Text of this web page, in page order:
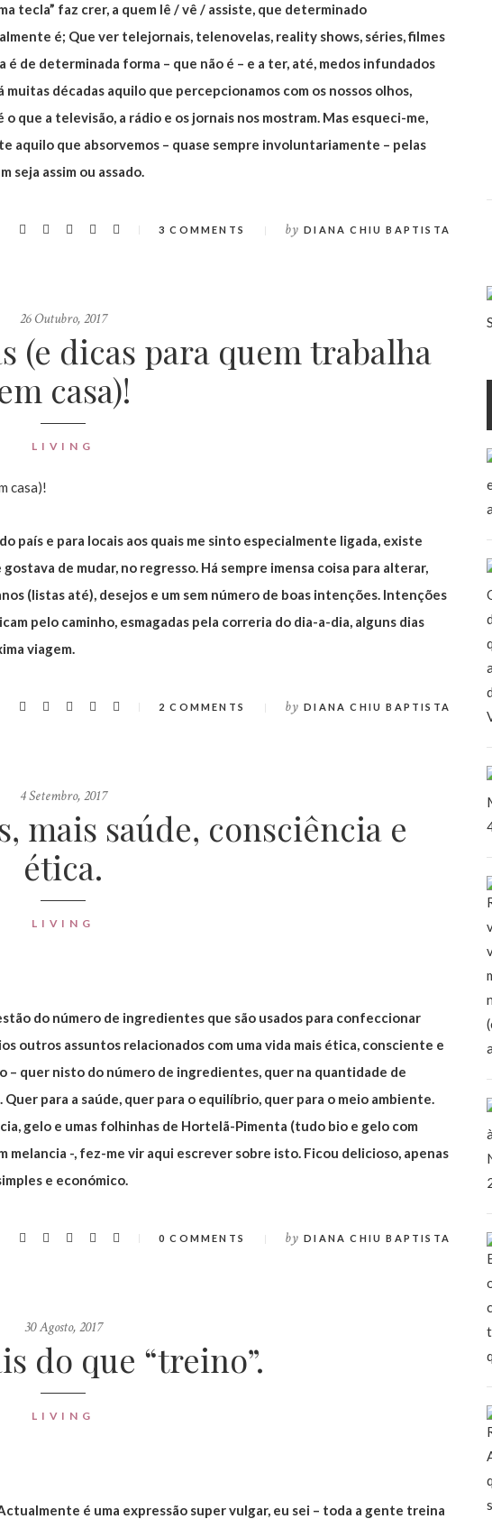
tecla” faz crer, a quem lê / vê / assiste, que determinado
é; Que ver telejornais, telenovelas, reality shows, séries, filmes
de determinada forma – que não é – e a ter, até, medos infundados
décadas aquilo que percepcionamos com os nossos olhos,
o que a televisão, a rádio e os jornais nos mostram. Mas esqueci-me,
aquilo que absorvemos – quase sempre involuntariamente – pelas
seja assim ou assado.
3 COMMENTS by DIANA CHIU BAPTISTA
26 Outubro, 2017
(e dicas para quem trabalha
casa)!
LIVING
país e para locais aos quais me sinto especialmente ligada, existe
de mudar, no regresso. Há sempre imensa coisa para alterar,
(listas até), desejos e um sem número de boas intenções. Intenções
pelo caminho, esmagadas pela correria do dia-a-dia, alguns dias
viagem.
2 COMMENTS by DIANA CHIU BAPTISTA
4 Setembro, 2017
mais saúde, consciência e
ética.
LIVING
do número de ingredientes que são usados para confeccionar
outros assuntos relacionados com uma vida mais ética, consciente e
– quer nisto do número de ingredientes, quer na quantidade de
para a saúde, quer para o equilíbrio, quer para o meio ambiente.
gelo e umas folhinhas de Hortelã-Pimenta (tudo bio e gelo com
-, fez-me vir aqui escrever sobre isto. Ficou delicioso, apenas
e económico.
0 COMMENTS by DIANA CHIU BAPTISTA
30 Agosto, 2017
do que “treino”.
LIVING
é uma expressão super vulgar, eu sei – toda a gente treina